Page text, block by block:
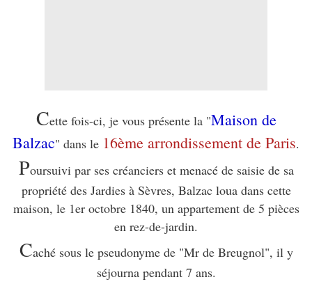
Cette fois-ci, je vous présente la "Maison de
Balzac" dans le 16ème arrondissement de Paris.
Poursuivi par ses créanciers et menacé de saisie de sa
propriété des Jardies à Sèvres, Balzac loua dans cette
maison, le 1er octobre 1840, un appartement de 5 pièces
en rez-de-jardin.
Caché sous le pseudonyme de "Mr de Breugnol", il y
séjourna pendant 7 ans.